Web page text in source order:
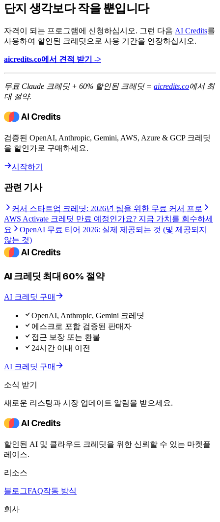
단지 생각보다 작을 뿐입니다
자격이 되는 프로그램에 신청하십시오. 그런 다음 AI Credits를
사용하여 할인된 크레딧으로 사용 기간을 연장하십시오.
aicredits.co에서 견적 받기 ->
무료 Claude 크레딧 + 60% 할인된 크레딧 = aicredits.co에서 최
대 절약.
검증된 OpenAI, Anthropic, Gemini, AWS, Azure & GCP 크레딧
을 할인가로 구매하세요.
시작하기
관련 기사
커서 스타트업 크레딧: 2026년 팀을 위한 무료 커서 프로
AWS Activate 크레딧 만료 예정인가요? 지금 가치를 회수하세
요
OpenAI 무료 티어 2026: 실제 제공되는 것 (및 제공되지
않는 것)
AI 크레딧 최대 60% 절약
AI 크레딧 구매
OpenAI, Anthropic, Gemini 크레딧
에스크로 포함 검증된 판매자
접근 보장 또는 환불
24시간 이내 이전
AI 크레딧 구매
소식 받기
새로운 리스팅과 시장 업데이트 알림을 받으세요.
할인된 AI 및 클라우드 크레딧을 위한 신뢰할 수 있는 마켓플
레이스.
리소스
블로그FAQ작동 방식
회사